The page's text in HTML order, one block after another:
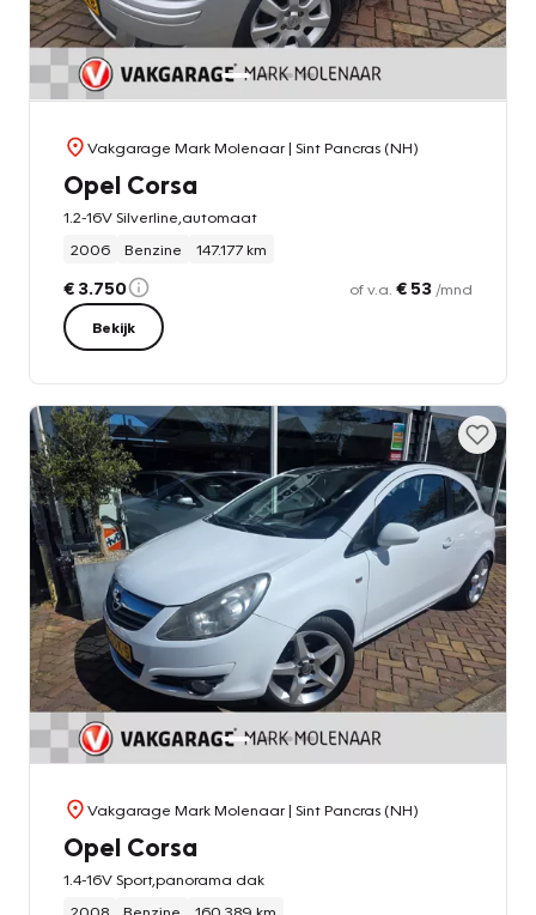
Vakgarage Mark Molenaar| Sint Pancras (NH)
Opel Corsa
1.2-16V Silverline,automaat
2006
Benzine 147.177 km
€ 3.750 of v.a. € 53 /mnd
Bekijk
Vakgarage Mark Molenaar| Sint Pancras (NH)
Opel Corsa
1.4-16V Sport,panorama dak